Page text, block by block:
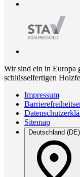
Wir sind ein in Europa
schlüsselfertigen
Impressum
Sitemap
Deutschland (DE)